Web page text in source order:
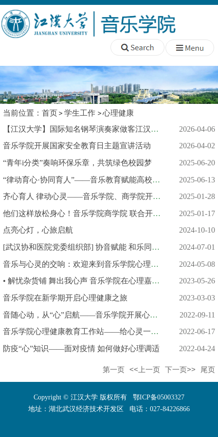
当前位置： 首页 学生工作
心理健康
【江汉大学】国际知名钢琴演奏家做客江汉大讲坛
2026-04-06
音乐学院开展国家安全教育日主题宣讲活动 2026-04-02
“青年i分类”奏响环保乐章，共筑绿色校园梦 2025-06-20
“律动育心·协同育人”——音乐教育赋能高校心理健康的教学新探索 2025-06-13
齐心育人 律动心灵——音乐学院、商学院开展奥尔夫音乐心理团辅交... 2025-01-28
他们这样放松身心！音乐学院商学院 联合开展心理团辅活动 2025-01-17
点亮心灯，心旅启航 2024-10-10
[武汉协和医院党委组织部] 协音赋能 和乐同行 | 江汉大学来访座... 2024-07-01
音乐与心灵的交响：欢迎来到音乐学院心理工作站！ 2024-05-08
• 解忧杂货铺 舞出我心声 音乐学院在心理嘉年华上展现特色 2023-05-26
音乐学院在新学期开启心理健康之旅 2023-03-03
音随心动，从“心”启航——音乐学院开展心理健康教育系列活动 2022-09-11
音乐学院心理健康教育工作站——给心灵一片晴空，I need you 现在... 2022-06-17
防疫“心”知识——面对疫情 如何做好心理调适 2022-04-24
第一页 <<上一页 下一页>> 尾页
Copyright © 江汉大学 版权所有 鄂ICP备05003327
地址：湖北武汉经济技术开发区 电话：027-84226866